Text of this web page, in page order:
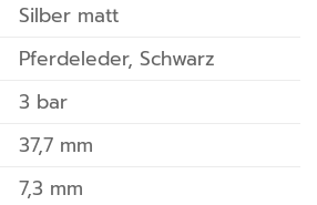
Silber matt
Pferdeleder, Schwarz
3 bar
37,7 mm
7,3 mm